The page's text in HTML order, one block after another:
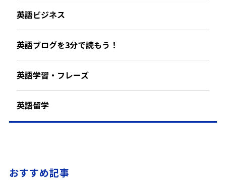
英語ビジネス
英語ブログを3分で読もう！
英語学習・フレーズ
英語留学
おすすめ記事